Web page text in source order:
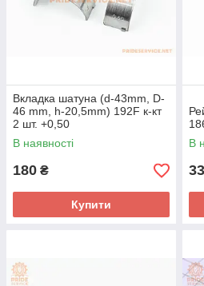
Вкладка шатуна (d-43mm, D-
46 mm, h-20,5mm) 192F к-кт
2 шт. +0,50
В наявності
180 ₴
Купити
В